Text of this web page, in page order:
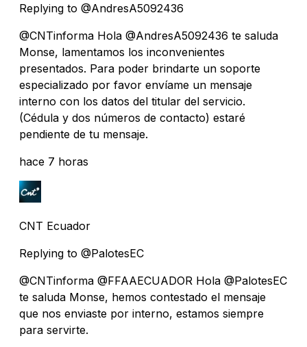
Replying to @AndresA5092436
@CNTinforma Hola @AndresA5092436 te saluda
Monse, lamentamos los inconvenientes
presentados. Para poder brindarte un soporte
especializado por favor envíame un mensaje
interno con los datos del titular del servicio.
(Cédula y dos números de contacto) estaré
pendiente de tu mensaje.
hace 7 horas
CNT Ecuador
Replying to @PalotesEC
@CNTinforma @FFAAECUADOR Hola @PalotesEC
te saluda Monse, hemos contestado el mensaje
que nos enviaste por interno, estamos siempre
para servirte.